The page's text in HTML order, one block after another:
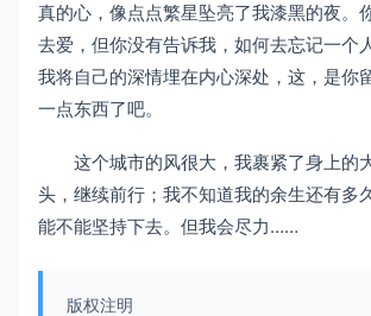
真的心，像点点繁星坠亮了我漆黑的夜。
去爱，但你没有告诉我，如何去忘记一个
我将自己的深情埋在内心深处，这，是你
一点东西了吧。
这个城市的风很大，我裹紧了身上的
头，继续前行；我不知道我的余生还有多
能不能坚持下去。但我会尽力……
版权注明